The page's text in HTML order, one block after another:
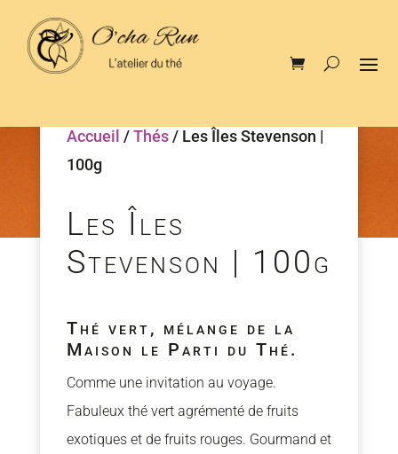
Accueil /Thés/ Les Îles Stevenson |
100g
Les Îles
Stevenson | 100g
Thé vert, mélange de la
Maison le Parti du Thé.
Comme une invitation au voyage.
Fabuleux thé vert agrémenté de fruits
exotiques et de fruits rouges. Gourmand et